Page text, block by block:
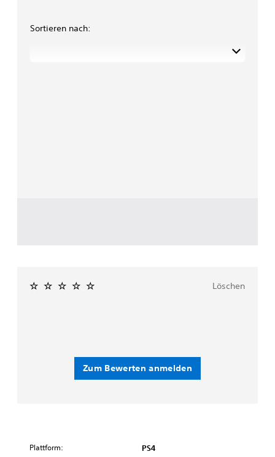
Sortieren nach:
Zum Bewerten anmelden
Löschen
Plattform: PS4